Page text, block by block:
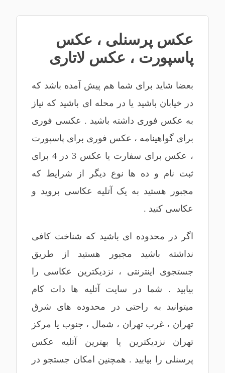
عکس پرسنلی ، عکس
پاسپورت ، عکس لاتاری
بعضا شاید برای شما هم پیش آمده باشد که
در خیابان باشید یا در محله ای باشید که نیاز
به عکس فوری داشته باشید . عکسی فوری
برای گواهینامه ، عکس فوری برای پاسپورت
، عکس برای سفارت یا عکس 3 در 4 برای
ثبت نام و ده ها نوع دیگر از شرایط که
مجبور هستید به یک آتلیه عکاسی بروید و
عکاسی کنید .
اگر در محدوده ای باشید که شناخت کافی
نداشته باشید مجبور هستید از طریق
جستجوی اینترنتی ، نزدیکترین عکاسی را
بیابید . شما در سایت آتلیه ها دات کام
میتوانید به راحتی در محدوده های شرق
تهران ، غرب تهران ، شمال ، جنوب یا مرکز
تهران نزدیکترین یا بهترین
آتلیه عکس
پرسنلی را بیابید . همچنین امکان جستجو در